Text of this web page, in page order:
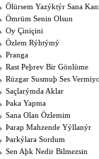
Ölürsem Yazýktýr Sana
Ömrüm Senin Olsun
Oy Çiniçini
Özlem Rýhtýmý
Pranga
Rast Peþrev Bir Gönlüme
Rüzgar Susmuþ Ses
Saçlarýmda Aklar
Þaka Yapma
Sana Olan Özlemim
Þarap Mahzende Yýllanýr
Þarkýlara Sordum
Sen Aþk Nedir Bilmezsin